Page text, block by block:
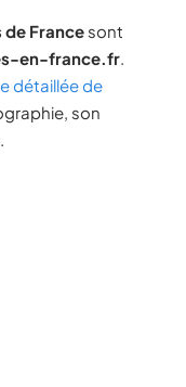
de France sont
en-france.fr.
détaillée de
son